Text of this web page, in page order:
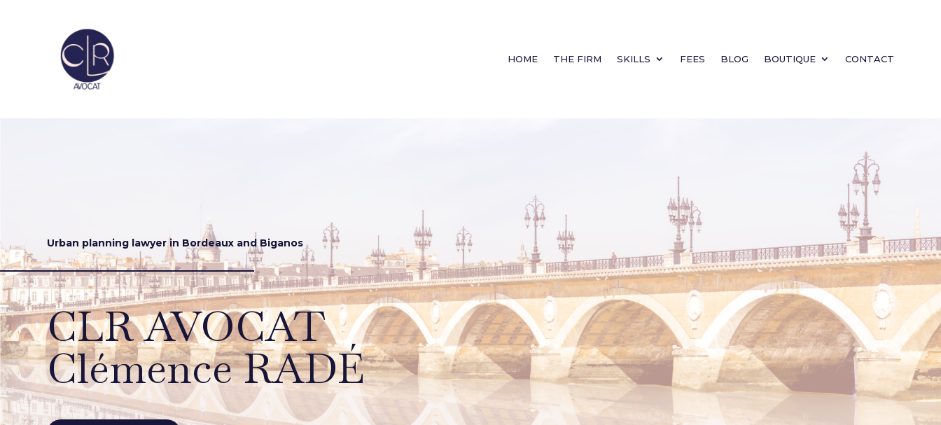
HOME THE FIRM SKILLS FEES BLOG BOUTIQUE CONTACT
Urban planning lawyer in Bordeaux and Biganos
CLR AVOCAT
Clémence RADÉ